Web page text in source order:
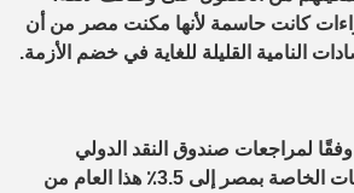
كانت حاسمة لأنها مكنت مصر من أن
النامية القليلة للغاية في خضم الأزمة.
لمراجعات صندوق النقد الدولي
الأخيرة، تم رفع التوقعات الخاصة بمصر إلى 3.5٪ هذا العام من